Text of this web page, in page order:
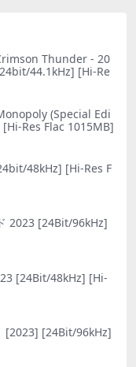
Thunder - 20
44.1kHz] [Hi-Re
(Special Edi
Res Flac 1015MB]
48kHz] [Hi-Res F
2023 [24Bit/96kHz]
[24Bit/48kHz] [Hi-
[2023] [24Bit/96kHz]